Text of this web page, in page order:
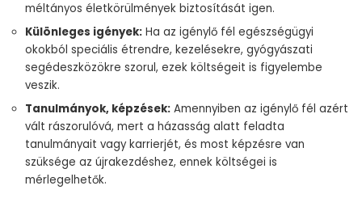
méltányos életkörülmények biztosítását igen.
Különleges igények: Ha az igénylő fél egészségügyi
okokból speciális étrendre, kezelésekre, gyógyászati
segédeszközökre szorul, ezek költségeit is figyelembe
veszik.
Tanulmányok, képzések: Amennyiben az igénylő fél azért
vált rászorulóvá, mert a házasság alatt feladta
tanulmányait vagy karrierjét, és most képzésre van
szüksége az újrakezdéshez, ennek költségei is
mérlegelhetők.